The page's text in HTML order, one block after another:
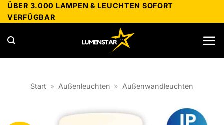
Zum
Inhalt
springen
ÜBER 3.000 LAMPEN & LEUCHTEN SOFORT
VERFÜGBAR
Start » Außenleuchten » Außenwandleuchten